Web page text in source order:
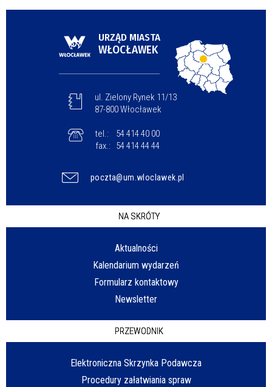
URZĄD MIASTA
WŁOCŁAWEK
ul. Zielony Rynek 11/13
87-800 Włocławek
tel.:
54 414 40 00
fax.:
54 414 44 44
poczta@um.wloclawek.pl
NA SKRÓTY
Aktualności
Kalendarium wydarzeń
Formularz kontaktowy
Newsletter
PRZEWODNIK
Elektroniczna Skrzynka Podawcza
Procedury załatwiania spraw